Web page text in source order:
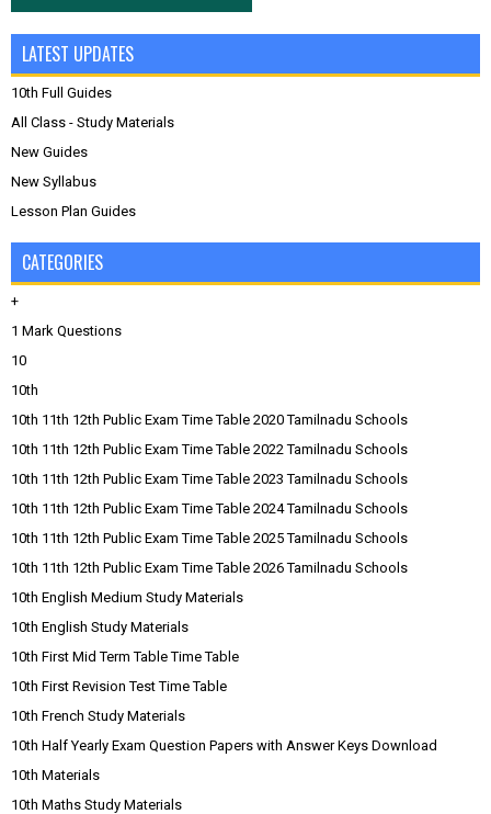
LATEST UPDATES
10th Full Guides
All Class - Study Materials
New Guides
New Syllabus
Lesson Plan Guides
CATEGORIES
+
1 Mark Questions
10
10th
10th 11th 12th Public Exam Time Table 2020 Tamilnadu Schools
10th 11th 12th Public Exam Time Table 2022 Tamilnadu Schools
10th 11th 12th Public Exam Time Table 2023 Tamilnadu Schools
10th 11th 12th Public Exam Time Table 2024 Tamilnadu Schools
10th 11th 12th Public Exam Time Table 2025 Tamilnadu Schools
10th 11th 12th Public Exam Time Table 2026 Tamilnadu Schools
10th English Medium Study Materials
10th English Study Materials
10th First Mid Term Table Time Table
10th First Revision Test Time Table
10th French Study Materials
10th Half Yearly Exam Question Papers with Answer Keys Download
10th Materials
10th Maths Study Materials